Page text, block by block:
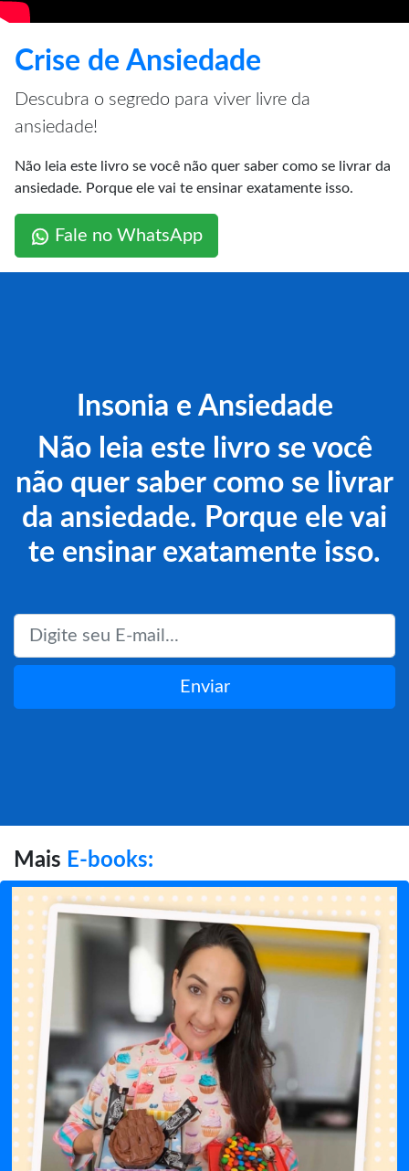
Crise de Ansiedade
Descubra o segredo para viver livre da
ansiedade!
Não leia este livro se você não quer saber como se livrar da
ansiedade. Porque ele vai te ensinar exatamente isso.
Fale no WhatsApp
Insonia e Ansiedade
Não leia este livro se você
não quer saber como se livrar
da ansiedade. Porque ele vai
te ensinar exatamente isso.
Enviar
Mais E-books: